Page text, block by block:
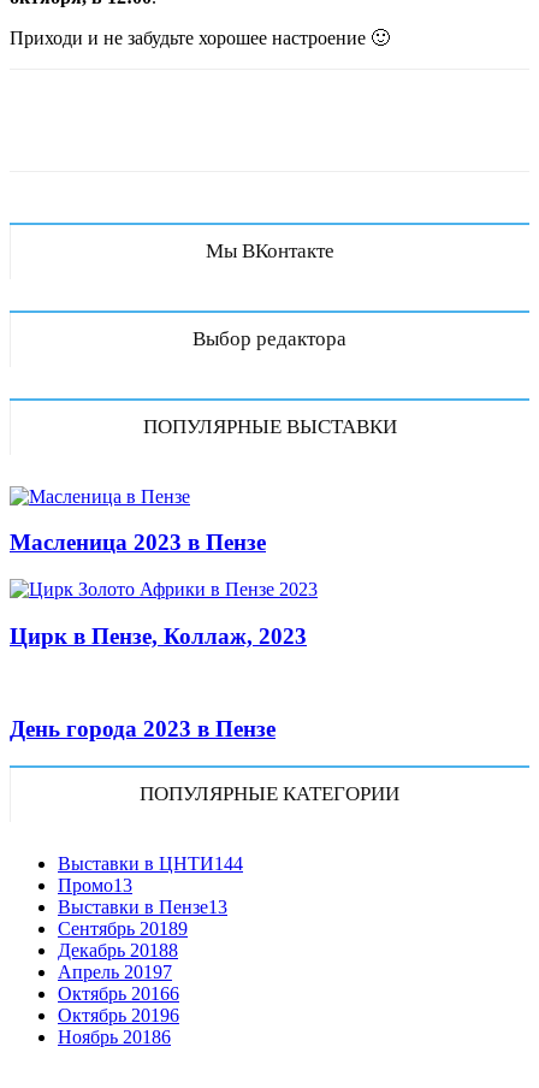
Приходи и не забудьте хорошее настроение 🙂
Мы ВКонтакте
Выбор редактора
ПОПУЛЯРНЫЕ ВЫСТАВКИ
Масленица 2023 в Пензе
Цирк в Пензе, Коллаж, 2023
День города 2023 в Пензе
ПОПУЛЯРНЫЕ КАТЕГОРИИ
Выставки в ЦНТИ144
Промо13
Выставки в Пензе13
Сентябрь 20189
Декабрь 20188
Апрель 20197
Октябрь 20166
Октябрь 20196
Ноябрь 20186